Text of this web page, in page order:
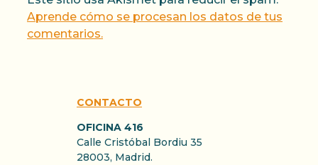
Aprende cómo se procesan los datos de tus
comentarios.
CONTACTO
OFICINA 416
Calle Cristóbal Bordiu 35
28003, Madrid.